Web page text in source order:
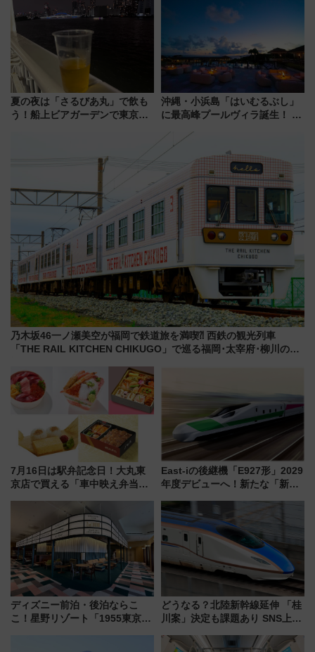
ーパス」でおトクに道東観光
（8/3発売）
ー当時の停車駅」を再現 運転
夏の夜は「さるびあ丸」で飲も
う！船上ビアガーデンで東京湾
沖縄・小浜島「はいむるぶし」
に最高峰プールヴィラ誕生！ 石
美旅「何もしない贅沢」を体験
してみない？
乃木坂46一ノ瀬美空が福岡で鉄道旅を満喫⁈ 西鉄の観光列車
「THE RAIL KITCHEN CHIKUGO」で巡る福岡･太宰府･柳川の
7月16日は駅弁記念日！大丸東
京店で買える「車中映え弁当」
East-iの後継機「E927形」2029
年度デビューへ！新たな「新幹
説【JR東日本】
ディズニー前泊・後泊ならこ
こ！星野リゾート「1955東京ベ
どうなる？北陸新幹線延伸 「桂
川案」決定も課題あり SNS上の